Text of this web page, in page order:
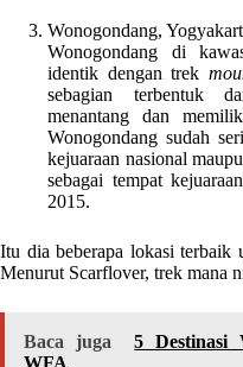
Wonogondang,
Wonogondang di
identik dengan trek
sebagian terbentuk
menantang dan
Wonogondang sudah
kejuaraan nasional
sebagai tempat
2015.
Itu dia beberapa lokasi terbaik
Menurut Scarflover, trek mana
Baca juga
5 Destinasi
WFA